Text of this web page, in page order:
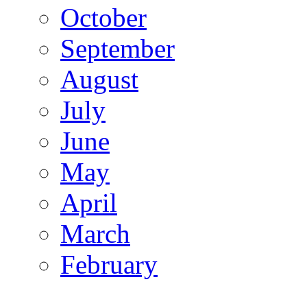
October
September
August
July
June
May
April
March
February